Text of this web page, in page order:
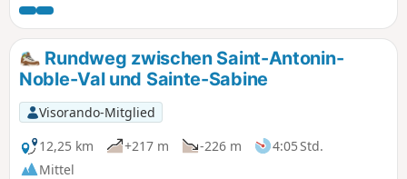
Landschaft der Causses zwischen Rouergue und Quercy
bewundern. Mit dem Maquis d'Ornano finden Sie hier auch
einen Ort der historischen Erinnerung.
Rundweg zwischen Saint-Antonin-
Noble-Val und Sainte-Sabine
Visorando-Mitglied
12,25 km
+217 m -226 m
4:05 Std.
Mittel